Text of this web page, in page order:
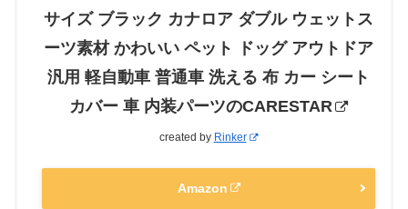
サイズ ブラック カナロア ダブル ウェットス
ーツ素材 かわいい ペット ドッグ アウトドア
汎用 軽自動車 普通車 洗える 布 カー シート
カバー 車 内装パーツのCARESTAR
created by Rinker
Amazon